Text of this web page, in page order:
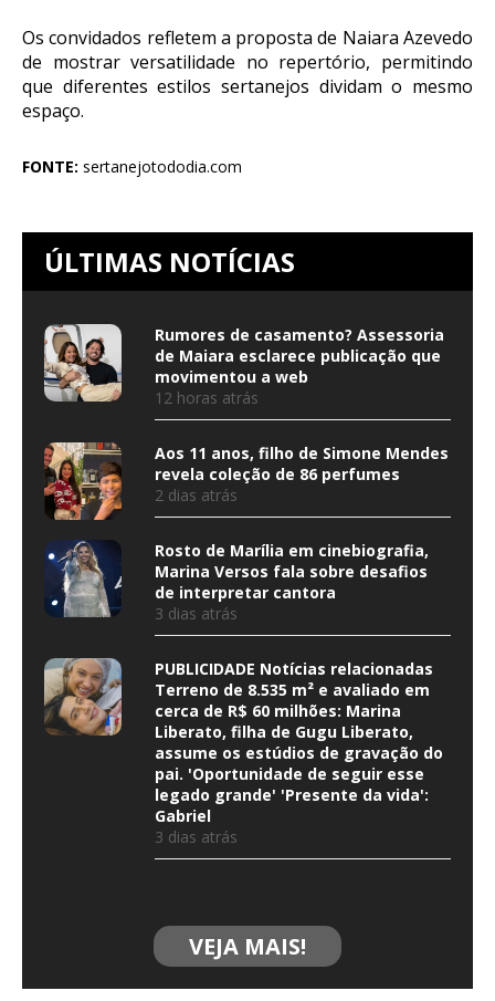
Os convidados refletem a proposta de Naiara Azevedo
de mostrar versatilidade no repertório, permitindo
que diferentes estilos sertanejos dividam o mesmo
espaço.
FONTE: sertanejotododia.com
ÚLTIMAS NOTÍCIAS
Rumores de casamento? Assessoria
de Maiara esclarece publicação que
movimentou a web
12 horas atrás
Aos 11 anos, filho de Simone Mendes
revela coleção de 86 perfumes
2 dias atrás
Rosto de Marília em cinebiografia,
Marina Versos fala sobre desafios
de interpretar cantora
3 dias atrás
PUBLICIDADE Notícias relacionadas
Terreno de 8.535 m² e avaliado em
cerca de R$ 60 milhões: Marina
Liberato, filha de Gugu Liberato,
assume os estúdios de gravação do
pai. 'Oportunidade de seguir esse
legado grande' 'Presente da vida':
Gabriel
3 dias atrás
VEJA MAIS!